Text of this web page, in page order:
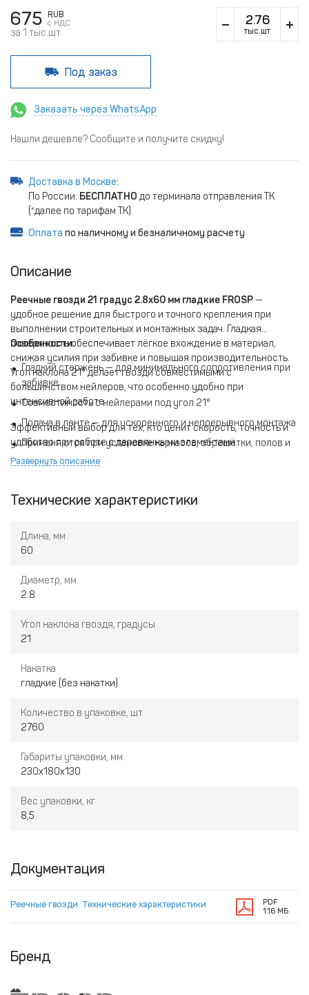
675
RUB
c НДС
за 1 тыс.шт. тыс.шт
Под заказ
Заказать через WhatsApp
Нашли дешевле? Сообщите и получите скидку!
Доставка в Москве:
По России: БЕСПЛАТНО до терминала отправления ТК
(*далее по тарифам ТК)
Оплата по наличному и безналичному расчету
Описание
Реечные гвозди 21 градус 2.8х60 мм гладкие FROSP —
удобное решение для быстрого и точного крепления при
выполнении строительных и монтажных задач. Гладкая
поверхность обеспечивает лёгкое вхождение в материал,
снижая усилия при забивке и повышая производительность.
Угол наклона 21° делает гвозди совместимыми с
большинством нейлеров, что особенно удобно при
интенсивной работе.
Особенности:
Гладкий стержень — для минимального сопротивления при
забивке
Совместимость с нейлерами под угол 21°
Подача в ленте — для ускоренного и непрерывного монтажа
Применяются при установке каркасов, обрешётки, полов и
других конструкций из дерева
Эффективный выбор для тех, кто ценит скорость, точность и
удобство при работе с деревянными элементами.
Развернуть описание
Технические характеристики
Длина, мм
60
Диаметр, мм
2.8
Угол наклона гвоздя, градусы
21
Накатка
гладкие (без накатки)
Количество в упаковке, шт
2760
Габариты упаковки, мм
230х180х130
Вес упаковки, кг
8,5
Документация
Реечные гвозди. Технические характеристики
PDF
1.16 МБ
Бренд